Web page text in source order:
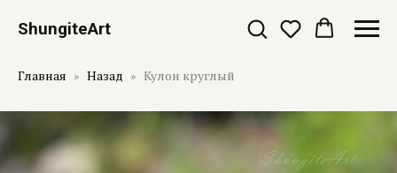
ShungiteArt
Главная Назад Кулон круглый